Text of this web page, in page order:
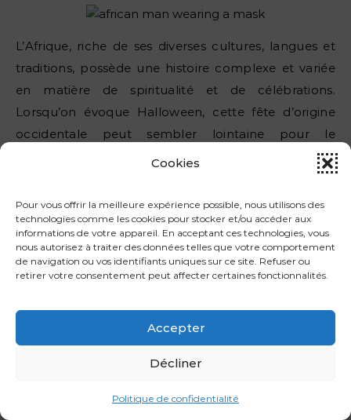
Cookies
Pour vous offrir la meilleure expérience possible, nous utilisons des
technologies comme les cookies pour stocker et/ou accéder aux
informations de votre appareil. En acceptant ces technologies, vous
nous autorisez à traiter des données telles que votre comportement
de navigation ou vos identifiants uniques sur ce site. Refuser ou
retirer votre consentement peut affecter certaines fonctionnalités.
Accepter
Décliner
Politique de confidentialité
L’Afrique, riche de ses diverses cultures, langues et
traditions, possède une histoire complexe et variée
en matière de spiritualité et de célébrations.
Lorsqu’on évoque Halloween, cette fête d’origine
occidentale peut sembler lointaine pour le
continent africain. Toutefois, avec la mondialisation
et l’échange culturel, certaines régions d’Afrique
commencent à adopter des éléments d’Halloween,
tout en conservant leurs propres traditions
ancestrales. Explorons ensemble les nuances
d’Halloween sur ce continent aux mille visages !
Le Caire, Nairobi et Lagos, l’influence occidentale est
plus palpable. Les soirées d’Halloween, souvent
inspirées des films et des séries, sont de plus en plus